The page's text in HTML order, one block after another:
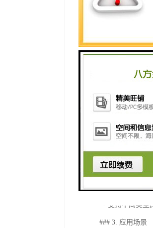
- 保存比赛数据
### 2. 功能
- 能够实时监控
- 自动更新计分
- **数据分析**：
- 分析比赛数据
- **多种计分方
- 支持不同类型
### 3. 应用场景